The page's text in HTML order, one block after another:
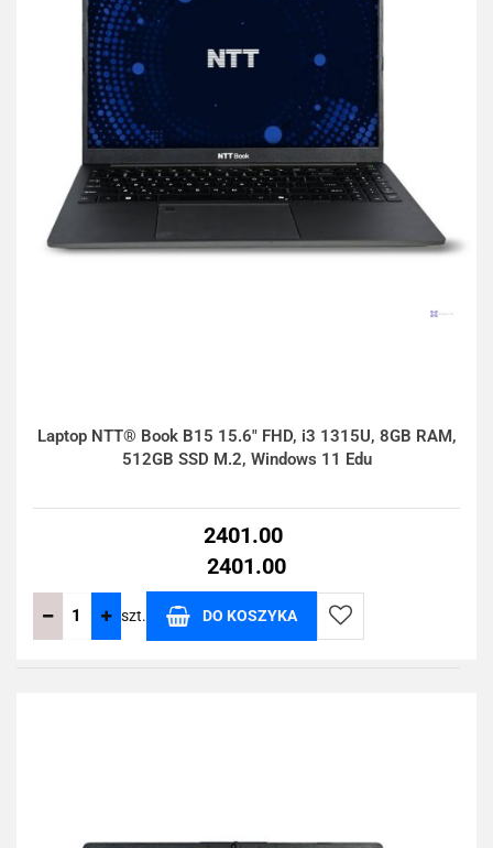
Laptop NTT® Book B15 15.6" FHD, i3 1315U, 8GB RAM,
512GB SSD M.2, Windows 11 Edu
2401.00
2401.00
szt. DO KOSZYKA
Do